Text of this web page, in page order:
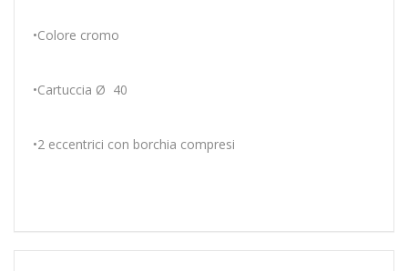
•Colore cromo
•Cartuccia Ø 40
•2 eccentrici con borchia compresi